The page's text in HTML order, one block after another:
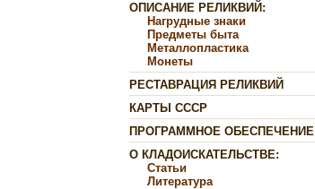
ОПИСАНИЕ РЕЛИКВИЙ:
Нагрудные знаки
Предметы быта
Металлопластика
Монеты
РЕСТАВРАЦИЯ РЕЛИКВИЙ
КАРТЫ СССР
ПРОГРАММНОЕ ОБЕСПЕЧЕНИЕ
О КЛАДОИСКАТЕЛЬСТВЕ:
Статьи
Литература